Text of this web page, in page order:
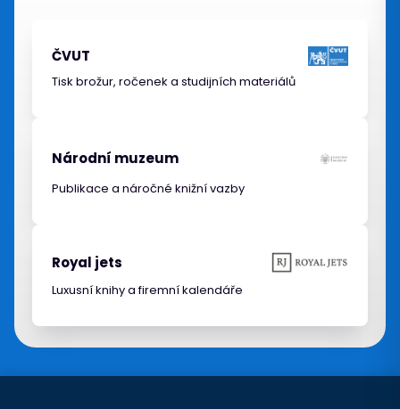
ČVUT
Tisk brožur, ročenek a studijních materiálů
Národní muzeum
Publikace a náročné knižní vazby
Royal jets
Luxusní knihy a firemní kalendáře